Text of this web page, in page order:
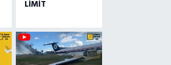
LİMİT